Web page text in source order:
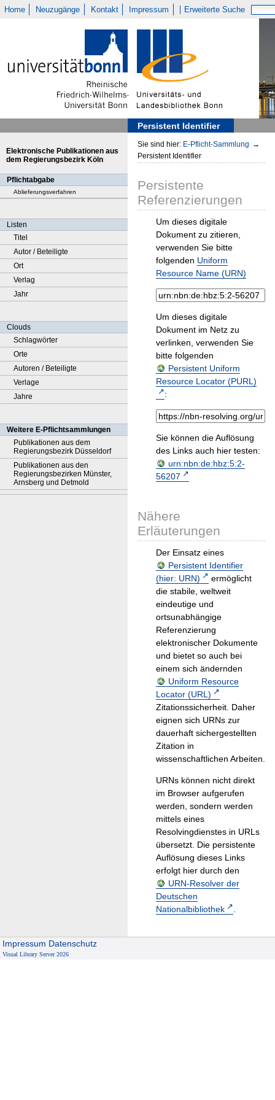
Home Neuzugänge Kontakt Impressum Erweiterte Suche
Persistent Identifier
Elektronische Publikationen aus
dem Regierungsbezirk Köln
Pflichtabgabe
Ablieferungsverfahren
Listen
Titel
Autor / Beteiligte
Ort
Verlag
Jahr
Clouds
Schlagwörter
Orte
Autoren / Beteiligte
Verlage
Jahre
Weitere E-Pflichtsammlungen
Publikationen aus dem
Regierungsbezirk Düsseldorf
Publikationen aus den
Regierungsbezirken Münster,
Arnsberg und Detmold
Sie sind hier: E-Pflicht-Sammlung →
Persistent Identifier
Persistente
Referenzierungen
Um dieses digitale
Dokument zu zitieren,
verwenden Sie bitte
folgenden Uniform
Resource Name (URN)
Um dieses digitale
Dokument im Netz zu
verlinken, verwenden Sie
bitte folgenden
Persistent Uniform
Resource Locator (PURL)
:
Sie können die Auflösung
des Links auch hier testen:
urn:nbn:de:hbz:5:2-
56207
Nähere
Erläuterungen
Der Einsatz eines
Persistent Identifier
(hier: URN)
ermöglicht
die stabile, weltweit
eindeutige und
ortsunabhängige
Referenzierung
elektronischer Dokumente
und bietet so auch bei
einem sich ändernden
Uniform Resource
Locator (URL)
Zitationssicherheit. Daher
eignen sich URNs zur
dauerhaft sichergestellten
Zitation in
wissenschaftlichen Arbeiten.
URNs können nicht direkt
im Browser aufgerufen
werden, sondern werden
mittels eines
Resolvingdienstes in URLs
übersetzt. Die persistente
Auflösung dieses Links
erfolgt hier durch den
URN-Resolver der
Deutschen
Nationalbibliothek
.
Impressum Datenschutz
Visual Library Server 2026